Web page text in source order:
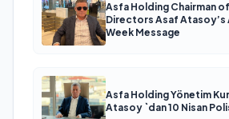
Asfa Holding Chairman
Directors Asaf Atasoy’s
Week Message
Asfa Holding Yönetim
Atasoy `dan 10 Nisan